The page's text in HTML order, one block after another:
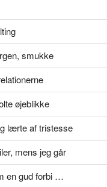
smukke
øjeblikke
lærte af tristesse
mens jeg går
en gud forbi …